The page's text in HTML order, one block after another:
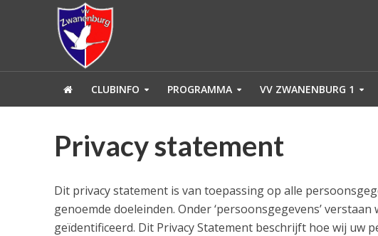
CLUBINFO PROGRAMMA VV ZWANENBURG 1
Privacy statement
Dit privacy statement is van toepassing op alle
genoemde doeleinden. Onder ‘persoonsgegevens’
geïdentificeerd. Dit Privacy Statement beschrijft hoe wij uw